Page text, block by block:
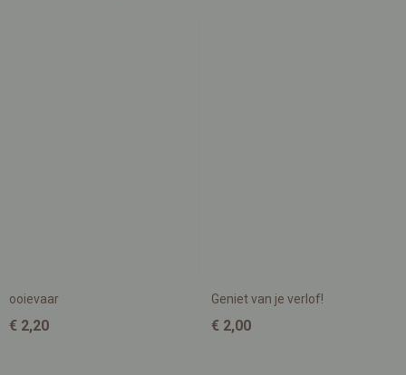
ooievaar
€ 2,20
Geniet van je verlof!
€ 2,00